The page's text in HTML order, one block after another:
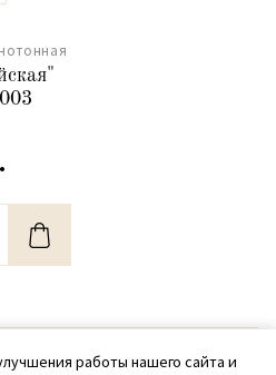
2026 SamPackработы нашего сайта и